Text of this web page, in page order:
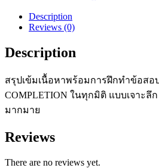
Description
Reviews (0)
Description
สรุปเข้มเนื้อหาพร้อมการฝึกทำข้อสอ
COMPLETION ในทุกมิติ แบบเจาะ
มากมาย
Reviews
There are no reviews yet.